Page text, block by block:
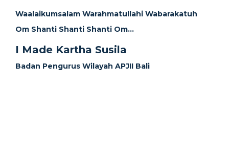
Waalaikumsalam Warahmatullahi Wabarakatuh
Om Shanti Shanti Shanti Om...
I Made Kartha Susila
Badan Pengurus Wilayah APJII Bali